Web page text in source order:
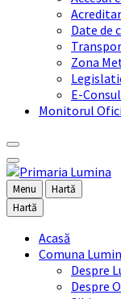
Date de
Zona
E-
Monitorul
Menu
Hartă
Hartă
Acasă
Comuna
Despre
Despre